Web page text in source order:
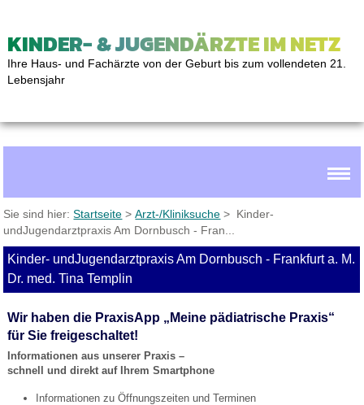
KINDER- & JUGENDÄRZTE IM NETZ
Ihre Haus- und Fachärzte von der Geburt bis zum vollendeten 21.
Lebensjahr
Sie sind hier:Startseite >Arzt-/Kliniksuche > Kinder-
undJugendarztpraxis Am Dornbusch - Fran...
Kinder- undJugendarztpraxis Am Dornbusch - Frankfurt a. M.
Dr. med. Tina Templin
Wir haben die PraxisApp „Meine pädiatrische Praxis“
für Sie freigeschaltet!
Informationen aus unserer Praxis –
schnell und direkt auf Ihrem Smartphone
Informationen zu Öffnungszeiten und Terminen